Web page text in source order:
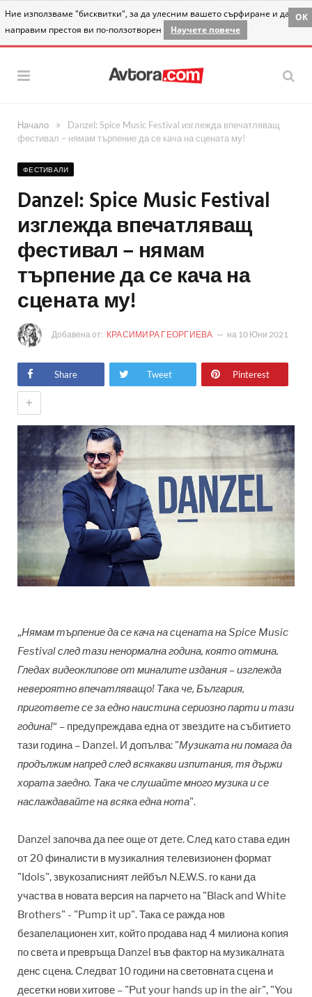
Ние използваме "бисквитки", за да улесним вашето сърфиране и да
направим престоя ви по-ползотворен
Научете повече
OK
Начало »
Danzel: Spice Music Festival изглежда впечатляващ
фестивал – нямам търпение да се кача на сцената му!
ФЕСТИВАЛИ
Danzel: Spice Music Festival
изглежда впечатляващ
фестивал – нямам
търпение да се кача на
сцената му!
Добавена от: КРАСИМИРА ГЕОРГИЕВА на 10 Юни 2021
Share Tweet Pinterest
+
„Нямам търпение да се кача на сцената на Spice Music
Festival след тази ненормална година, която отмина.
Гледах видеоклипове от миналите издания – изглежда
невероятно впечатляващо! Така че, България,
пригответе се за едно наистина сериозно парти и тази
година!“ – предупреждава една от звездите на събитието
тази година – Danzel. И допълва: "Музиката ни помага да
продължим напред след всякакви изпитания, тя държи
хората заедно. Така че слушайте много музика и се
наслаждавайте на всяка една нота".
Danzel започва да пее още от дете. След като става един
от 20 финалисти в музикалния телевизионен формат
"Idols", звукозаписният лейбъл N.E.W.S. го кани да
участва в новата версия на парчето на "Black and White
Brothers" - "Pump it up". Така се ражда нов
безапелационен хит, който продава над 4 милиона копия
по света и превръща Danzel във фактор на музикалната
денс сцена. Следват 10 години на световната сцена и
десетки нови хитове – "Put your hands up in the air", "You